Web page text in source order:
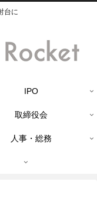
台に
IPO
取締役会
人事・総務